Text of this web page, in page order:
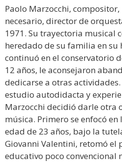
Paolo Marzocchi,
necesario, director de
1971. Su trayectoria musical
heredado de su familia en su
continuó en el conservatorio
12 años, le aconsejaron
dedicarse a otras
estudio autodidacta y
Marzocchi decidió darle otra
música. Primero se enfocó
edad de 23 años, bajo la
Giovanni Valentini, retomó el
educativo poco